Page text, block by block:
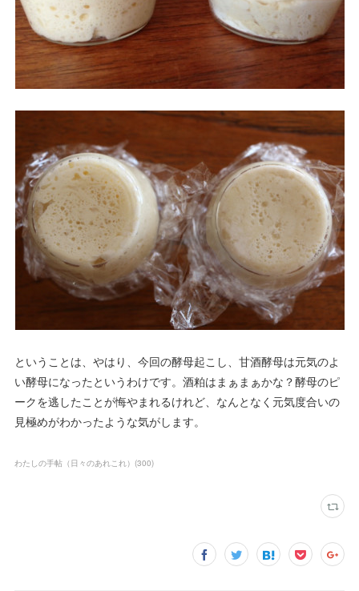
ということは、やはり、今回の酵母起こし、甘酒酵母は元気のよ
い酵母になったというわけです。酒粕はまぁまぁかな？酵母のピ
ークを逃したことが悔やまれるけれど、なんとなく元気度合いの
見極めがわかったような気がします。
わたしの手帖（日々のあれこれ） (300)